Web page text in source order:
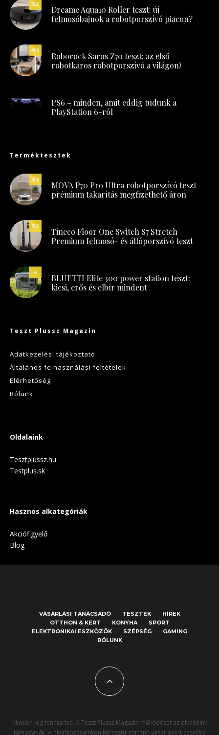
9.5
Dreame Aqua10 Roller teszt: új
felmosóbajnok a robotporszívó piacon?
9.8
Roborock Saros Z70 teszt: az első
robotkaros robotporszívó a világon!
PS6 – minden, amit eddig tudunk a
PlayStation 6-ról
Terméktesztek
8.8
MOVA P70 Pro Ultra robotporszívó teszt –
prémium takarítás megfizethető áron
8.5
Tineco Floor One Switch S7 Stretch
Premium felmosó- és állóporszívó teszt
9
BLUETTI Elite 300 power station teszt:
kicsi, erős és elbír mindent
Teszt Plussz Magazin
Adatkezelési tájékoztató
Általános felhasználási feltételek
Elérhetőség
Rólunk
Oldalaink
Tesztplussz.hu
Testplus.sk
Hasznos alkategóriák
Akciófigyelő
Blog
VÁSÁRLÁSI TANÁCSADÓ TESZTEK
HÍREK
OTTHON & KERT
KONYHA
SPORT
ELEKTRONIKAI ESZKÖZÖK
SZÉPSÉG
GAMING
RÓLUNK
Minden jog fenntartva. A Teszt Plussz Magazin működését az olvasóink
támogatják. A hivatkozásainkon keresztül történő vásárlásért cserébe